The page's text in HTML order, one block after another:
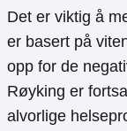
Det er viktig å
er basert på
opp for de
Røyking er
alvorlige